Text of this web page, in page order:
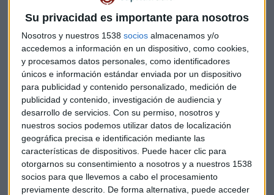
Su privacidad es importante para nosotros
Nosotros y nuestros 1538 socios almacenamos y/o
accedemos a información en un dispositivo, como cookies,
y procesamos datos personales, como identificadores
únicos e información estándar enviada por un dispositivo
para publicidad y contenido personalizado, medición de
publicidad y contenido, investigación de audiencia y
desarrollo de servicios. Con su permiso, nosotros y
nuestros socios podemos utilizar datos de localización
geográfica precisa e identificación mediante las
características de dispositivos. Puede hacer clic para
otorgarnos su consentimiento a nosotros y a nuestros 1538
socios para que llevemos a cabo el procesamiento
previamente descrito. De forma alternativa, puede acceder
Escucha la entrevista completa en Capital, la bolsa y la vida:
*Lo sentimos pero el audio ha sido eliminado
Foto:Pabloen Flickr
Elecciones PP PSOE Podemos
Ciudadanos Propuestas Fiscales Fiscalidad